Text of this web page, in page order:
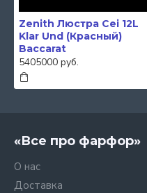
Zenith Люстра Cei 12L
Klar Und (Красный)
Baccarat
5405000 руб.
«Все про фарфор»
О нас
Доставка